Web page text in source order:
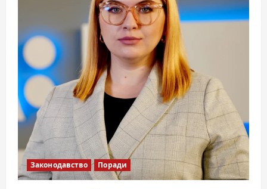
Законодавство Поради